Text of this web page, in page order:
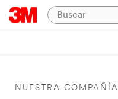
NUESTRA COMPAÑÍA